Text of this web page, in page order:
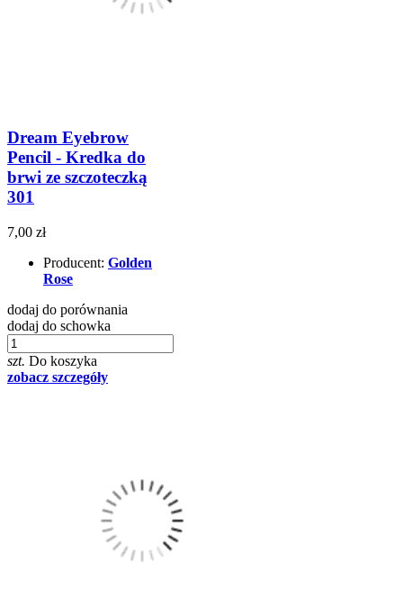
Dream Eyebrow
Pencil - Kredka do
brwi ze szczoteczką
301
7,00 zł
Producent: Golden
Rose
dodaj do porównania
dodaj do schowka
szt. Do koszyka
zobacz szczegóły